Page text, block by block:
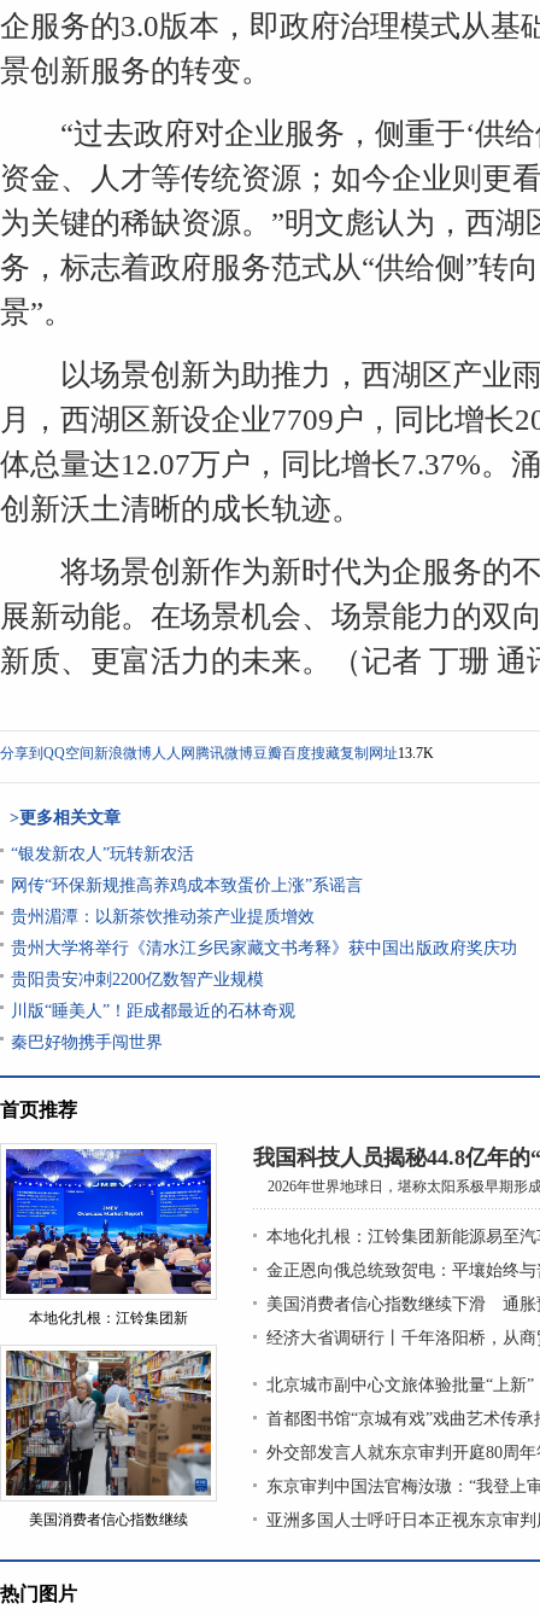
企服务的3.0版本，即政府治理模式从基
景创新服务的转变。
“过去政府对企业服务，侧重于‘供给
资金、人才等传统资源；如今企业则更
为关键的稀缺资源。”明文彪认为，西
务，标志着政府服务范式从“供给侧”转
景”。
以场景创新为助推力，西湖区产业雨
月，西湖区新设企业7709户，同比增长
体总量达12.07万户，同比增长7.37%。
创新沃土清晰的成长轨迹。
将场景创新作为新时代为企服务的不
展新动能。在场景机会、场景能力的双
新质、更富活力的未来。（记者 丁珊
分享到 QQ空间新浪微博人人网 腾讯微博豆瓣百度搜藏复制网址13.7K
>更多相关文章
“银发新农人”玩转新农活
网传“环保新规推高养鸡成本致蛋价上涨”系谣言
贵州湄潭：以新茶饮推动茶产业提质增效
贵州大学将举行《清水江乡民家藏文书考释》获中国出版政府奖庆功
贵阳贵安冲刺2200亿数智产业规模
川版“睡美人”！距成都最近的石林奇观
秦巴好物携手闯世界
首页推荐
本地化扎根：江铃集团新
美国消费者信心指数继续
我国科技人员揭秘44.8亿年的
2026年世界地球日，堪称太阳系极早期形
本地化扎根：江铃集团新能源易至
金正恩向俄总统致贺电：平壤始终
美国消费者信心指数继续下滑 通胀
经济大省调研行丨千年洛阳桥，从
北京城市副中心文旅体验批量“上新”
首都图书馆“京城有戏”戏曲艺术传
外交部发言人就东京审判开庭80周
东京审判中国法官梅汝璈：“我登上
亚洲多国人士呼吁日本正视东京审
热门图片